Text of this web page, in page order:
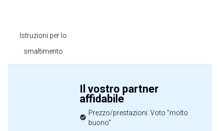
Istruzioni per lo
smaltimento
Il vostro partner
affidabile
Prezzo/prestazioni: Voto "molto
buono"